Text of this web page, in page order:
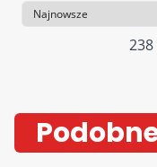
Sortowanie
238